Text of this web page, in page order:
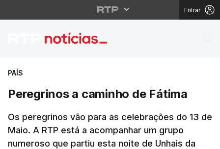
Entrar
Peregrinos a caminho
PAÍS
Peregrinos a caminho de Fátima
Os peregrinos vão para as celebrações do 13 de
Maio. A RTP está a acompanhar um grupo
numeroso que partiu esta noite de Unhais da